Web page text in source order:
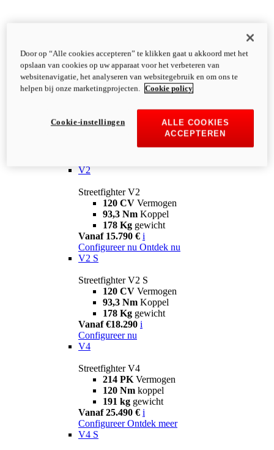
V2
Streetfighter V2
120 CV Vermogen
93,3 Nm Koppel
178 Kg gewicht
Vanaf 15.790 € i
Configureer nu Ontdek nu
V2 S
Streetfighter V2 S
120 CV Vermogen
93,3 Nm Koppel
178 Kg gewicht
Vanaf €18.290 i
Configureer nu
V4
Streetfighter V4
214 PK Vermogen
120 Nm koppel
191 kg gewicht
Vanaf 25.490 € i
Configureer Ontdek meer
V4 S
Door op “Alle cookies accepteren” te klikken gaat u akkoord met het
opslaan van cookies op uw apparaat voor het verbeteren van
websitenavigatie, het analyseren van websitegebruik en om ons te
helpen bij onze marketingprojecten.
Cookie policy
ALLE COOKIES
ACCEPTEREN
Cookie-instellingen